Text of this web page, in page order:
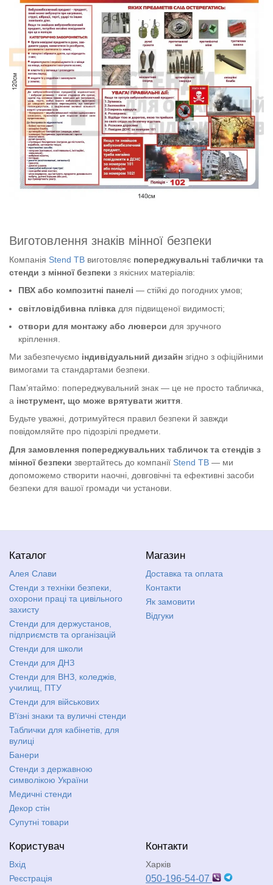
Виготовлення знаків мінної безпеки
Компанія Stend TB виготовляє попереджувальні таблички та
стенди з мінної безпеки з якісних матеріалів:
ПВХ або композитні панелі — стійкі до погодних умов;
світловідбивна плівка для підвищеної видимості;
отвори для монтажу або люверси для зручного
кріплення.
Ми забезпечуємо індивідуальний дизайн згідно з офіційними
вимогами та стандартами безпеки.
Пам’ятаймо: попереджувальний знак — це не просто табличка,
а інструмент, що може врятувати життя
Будьте уважні, дотримуйтеся правил безпеки й завжди
повідомляйте про підозрілі предмети.
Для замовлення попереджувальних табличок та стендів з
мінної безпеки звертайтесь до компанії Stend TB — ми
допоможемо створити наочні, довговічні та ефективні засоби
безпеки для вашої громади чи установи.
Каталог
Алея Слави
Стенди з техніки безпеки,
охорони праці та цивільного
захисту
Стенди для держустанов,
підприємств та організацій
Стенди для школи
Стенди для ДНЗ
Стенди для ВНЗ, коледжів,
училищ, ПТУ
Стенди для військових
В'їзні знаки та вуличні стенди
Таблички для кабінетів, для
вулиці
Банери
Стенди з державною
символікою України
Медичні стенди
Декор стін
Супутні товари
Магазин
Доставка та оплата
Контакти
Як замовити
Відгуки
Користувач
Вхід
Реєстрація
Контакти
Харків
050-196-54-07